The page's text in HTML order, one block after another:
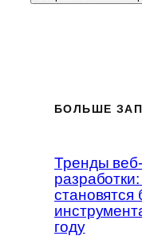
БОЛЬШЕ
Тренды веб-
становятся
году